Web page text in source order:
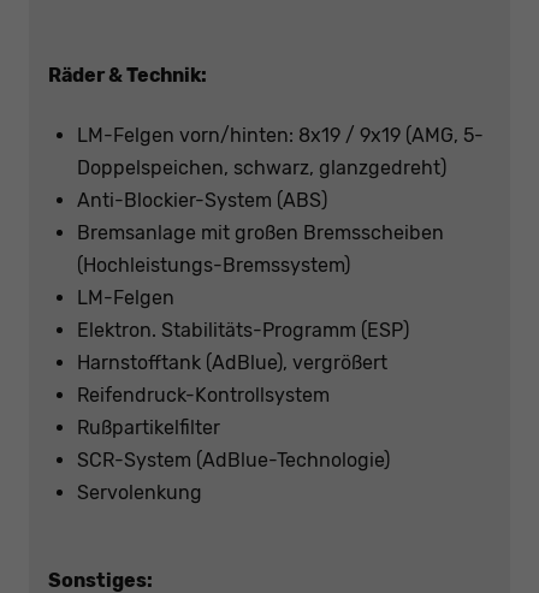
Räder & Technik:
LM-Felgen vorn/hinten: 8x19 / 9x19 (AMG, 5-
Doppelspeichen, schwarz, glanzgedreht)
Anti-Blockier-System (ABS)
Bremsanlage mit großen Bremsscheiben
(Hochleistungs-Bremssystem)
LM-Felgen
Elektron. Stabilitäts-Programm (ESP)
Harnstofftank (AdBlue), vergrößert
Reifendruck-Kontrollsystem
Rußpartikelfilter
SCR-System (AdBlue-Technologie)
Servolenkung
Sonstiges: